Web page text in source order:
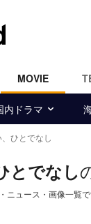
MOVIE
内ドラマ
ひとでなし
とでなし
ニュース・画像一覧